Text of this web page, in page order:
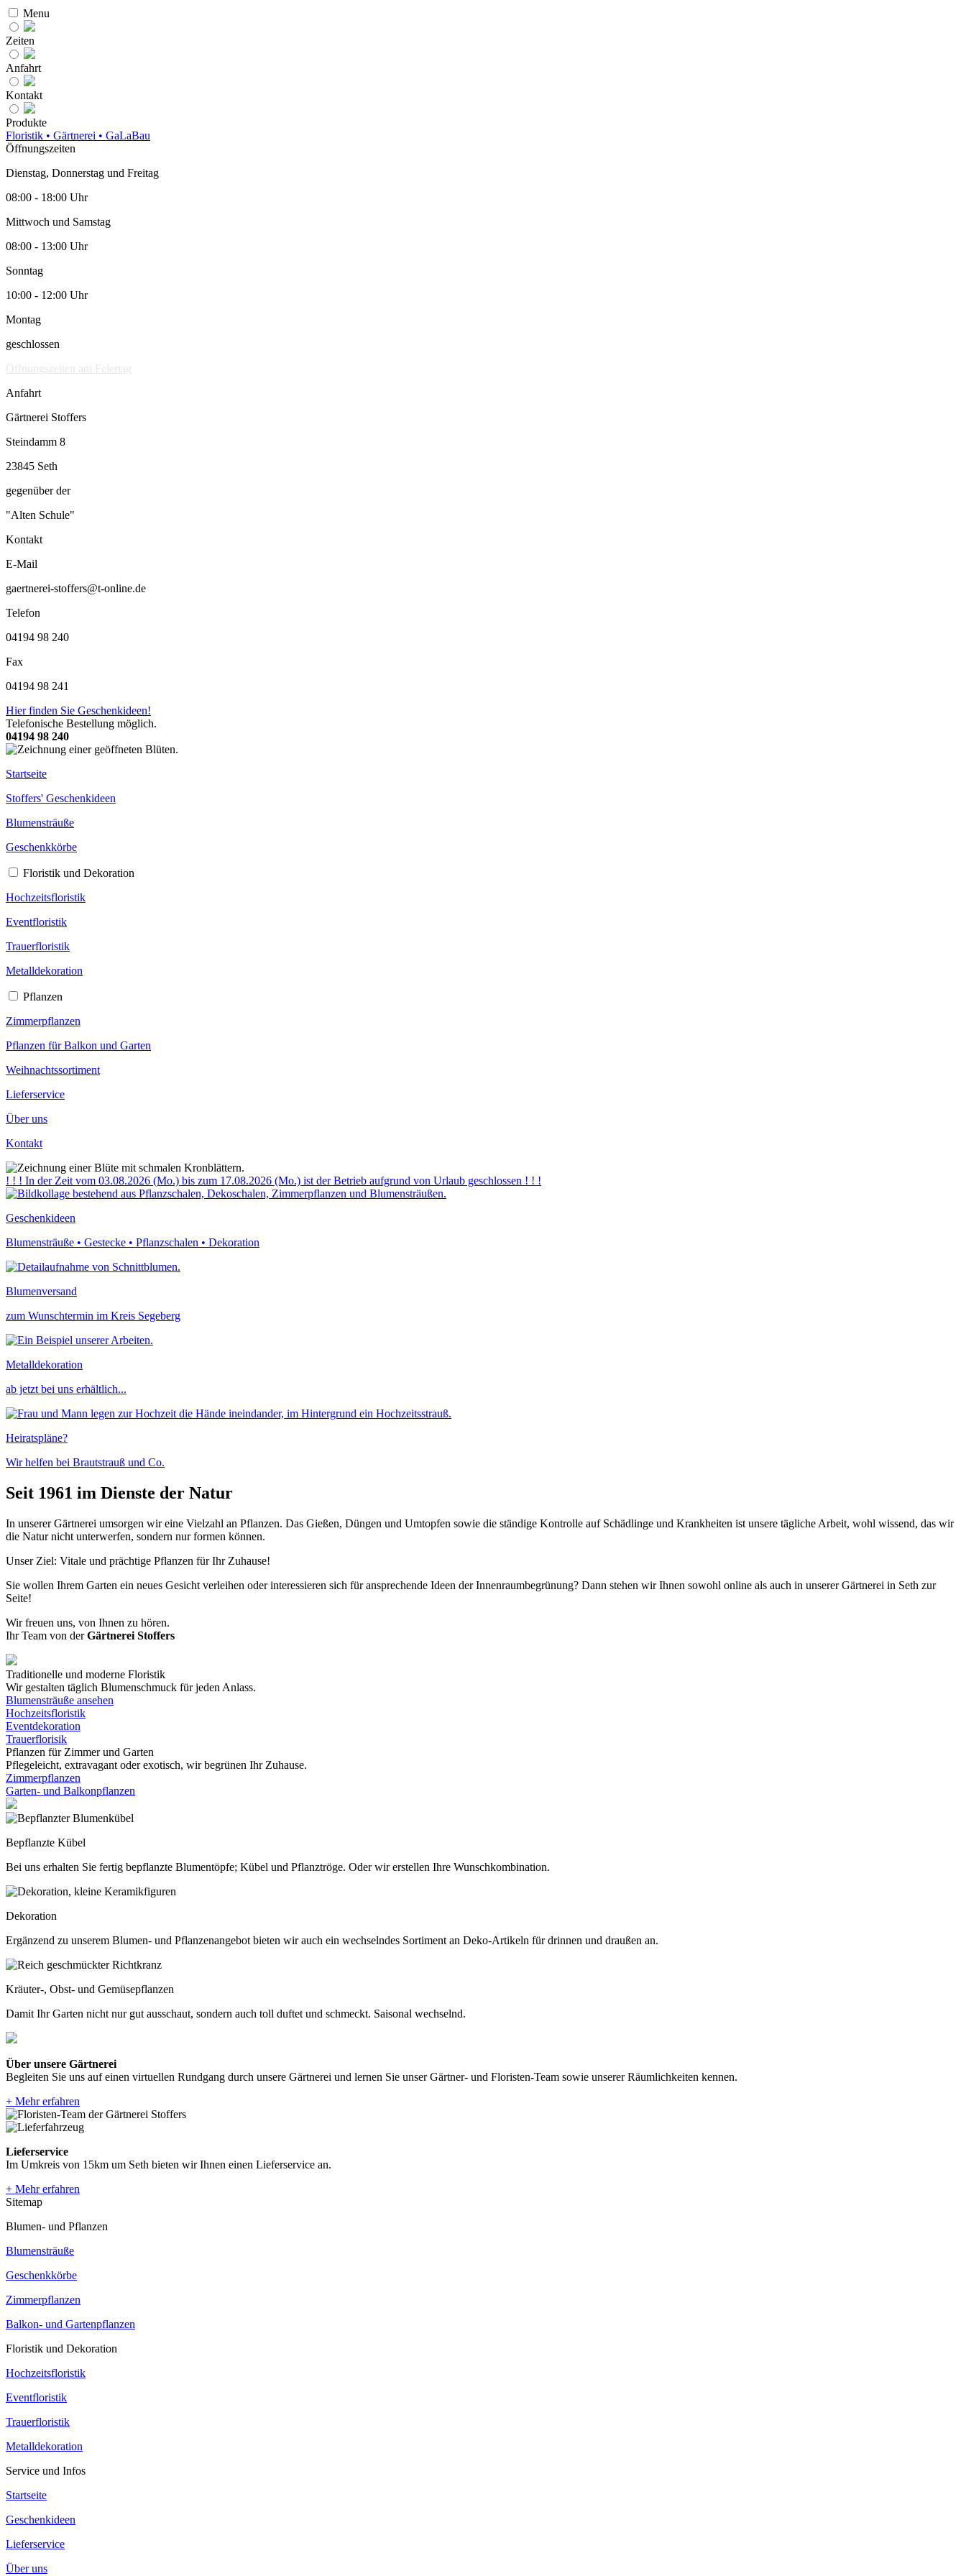
Menu
Zeiten
Anfahrt
Kontakt
Produkte
Floristik • Gärtnerei • GaLaBau
Öffnungszeiten
Dienstag, Donnerstag und Freitag
08:00 - 18:00 Uhr
Mittwoch und Samstag
08:00 - 13:00 Uhr
Sonntag
10:00 - 12:00 Uhr
Montag
geschlossen
Öffnungszeiten am Feiertag
Anfahrt
Gärtnerei Stoffers
Steindamm 8
23845 Seth
gegenüber der
"Alten Schule"
Kontakt
E-Mail
gaertnerei-stoffers@t-online.de
Telefon
04194 98 240
Fax
04194 98 241
Hier finden Sie Geschenkideen!
Telefonische Bestellung möglich.
04194 98 240
Startseite
Stoffers' Geschenkideen
Blumensträuße
Geschenkkörbe
Floristik und Dekoration
Hochzeitsfloristik
Eventfloristik
Trauerfloristik
Metalldekoration
Pflanzen
Zimmerpflanzen
Pflanzen für Balkon und Garten
Weihnachtssortiment
Lieferservice
Über uns
Kontakt
! ! ! In der Zeit vom 03.08.2026 (Mo.) bis zum 17.08.2026 (Mo.) ist der Betrieb aufgrund von Urlaub geschlossen ! ! !
Geschenk­ideen
Blumensträuße • Gestecke • Pflanzschalen • Dekoration
Blumenversand
zum Wunschtermin im Kreis Segeberg
Metalldekoration
ab jetzt bei uns erhältlich...
Heiratspläne?
Wir helfen bei Brautstrauß und Co.
Seit 1961 im Dienste der Natur
In unserer Gärtnerei umsorgen wir eine Vielzahl an Pflanzen. Das Gießen, Düngen und Umtopfen sowie die ständige Kontrolle auf Schädlinge und Krankheiten ist unsere tägliche Arbeit, wohl wissend, das wir
die Natur nicht unterwerfen, sondern nur formen können.
Unser Ziel: Vitale und prächtige Pflanzen für Ihr Zuhause!
Sie wollen Ihrem Garten ein neues Gesicht verleihen oder interessieren sich für ansprechende Ideen der Innenraumbegrünung? Dann stehen wir Ihnen sowohl online als auch in unserer Gärtnerei in Seth zur
Seite!
Wir freuen uns, von Ihnen zu hören.
Ihr Team von derGärtnerei Stoffers
Traditionelle und moderne Floristik
Wir gestalten täglich Blumenschmuck für jeden Anlass.
Blumensträuße ansehen
Hochzeitsfloristik
Eventdekoration
Trauerflorisik
Pflanzen für Zimmer und Garten
Pflegeleicht, extravagant oder exotisch, wir begrünen Ihr Zuhause.
Zimmerpflanzen
Garten- und Balkonpflanzen
Bepflanzte Kübel
Bei uns erhalten Sie fertig bepflanzte Blumentöpfe; Kübel und Pflanztröge. Oder wir erstellen Ihre Wunsch­kombination.
Dekoration
Ergänzend zu unserem Blumen- und Pflanzenangebot bieten wir auch ein wechselndes Sortiment an Deko-Artikeln für drinnen und draußen an.
Kräuter-, Obst- und Gemüsepflanzen
Damit Ihr Garten nicht nur gut ausschaut, sondern auch toll duftet und schmeckt. Saisonal wechselnd.
Über unsere Gärtnerei
Begleiten Sie uns auf einen virtuellen Rundgang durch unsere Gärtnerei und lernen Sie unser Gärtner- und Floristen-Team sowie unserer Räumlichkeiten kennen.
+ Mehr erfahren
Lieferservice
Im Umkreis von 15km um Seth bieten wir Ihnen einen Lieferservice an.
+ Mehr erfahren
Sitemap
Blumen- und Pflanzen
Blumensträuße
Geschenkkörbe
Zimmerpflanzen
Balkon- und Gartenpflanzen
Floristik und Dekoration
Hochzeitsfloristik
Eventfloristik
Trauerfloristik
Metalldekoration
Service und Infos
Startseite
Geschenkideen
Lieferservice
Über uns